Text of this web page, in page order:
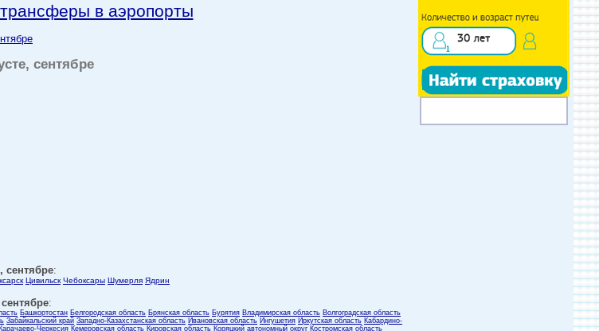
в аэропорты
сентябре
сентябре:
Цивильск Чебоксары Шумерля Ядрин
:
Башкортостан Белгородская область Брянская область Бурятия Владимирская область Волгоградская область
Забайкальский край Западно-Казахстанская область Ивановская область Ингушетия Иркутская область Кабардино-
Карачаево-Черкесия Кемеровская область Кировская область Коряцкий автономный округ Костромская область